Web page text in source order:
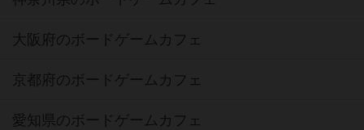
大阪府のボードゲームカフェ
京都府のボードゲームカフェ
愛知県のボードゲームカフェ